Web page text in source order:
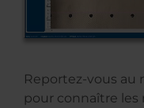
Reportez-vous au
pour connaître